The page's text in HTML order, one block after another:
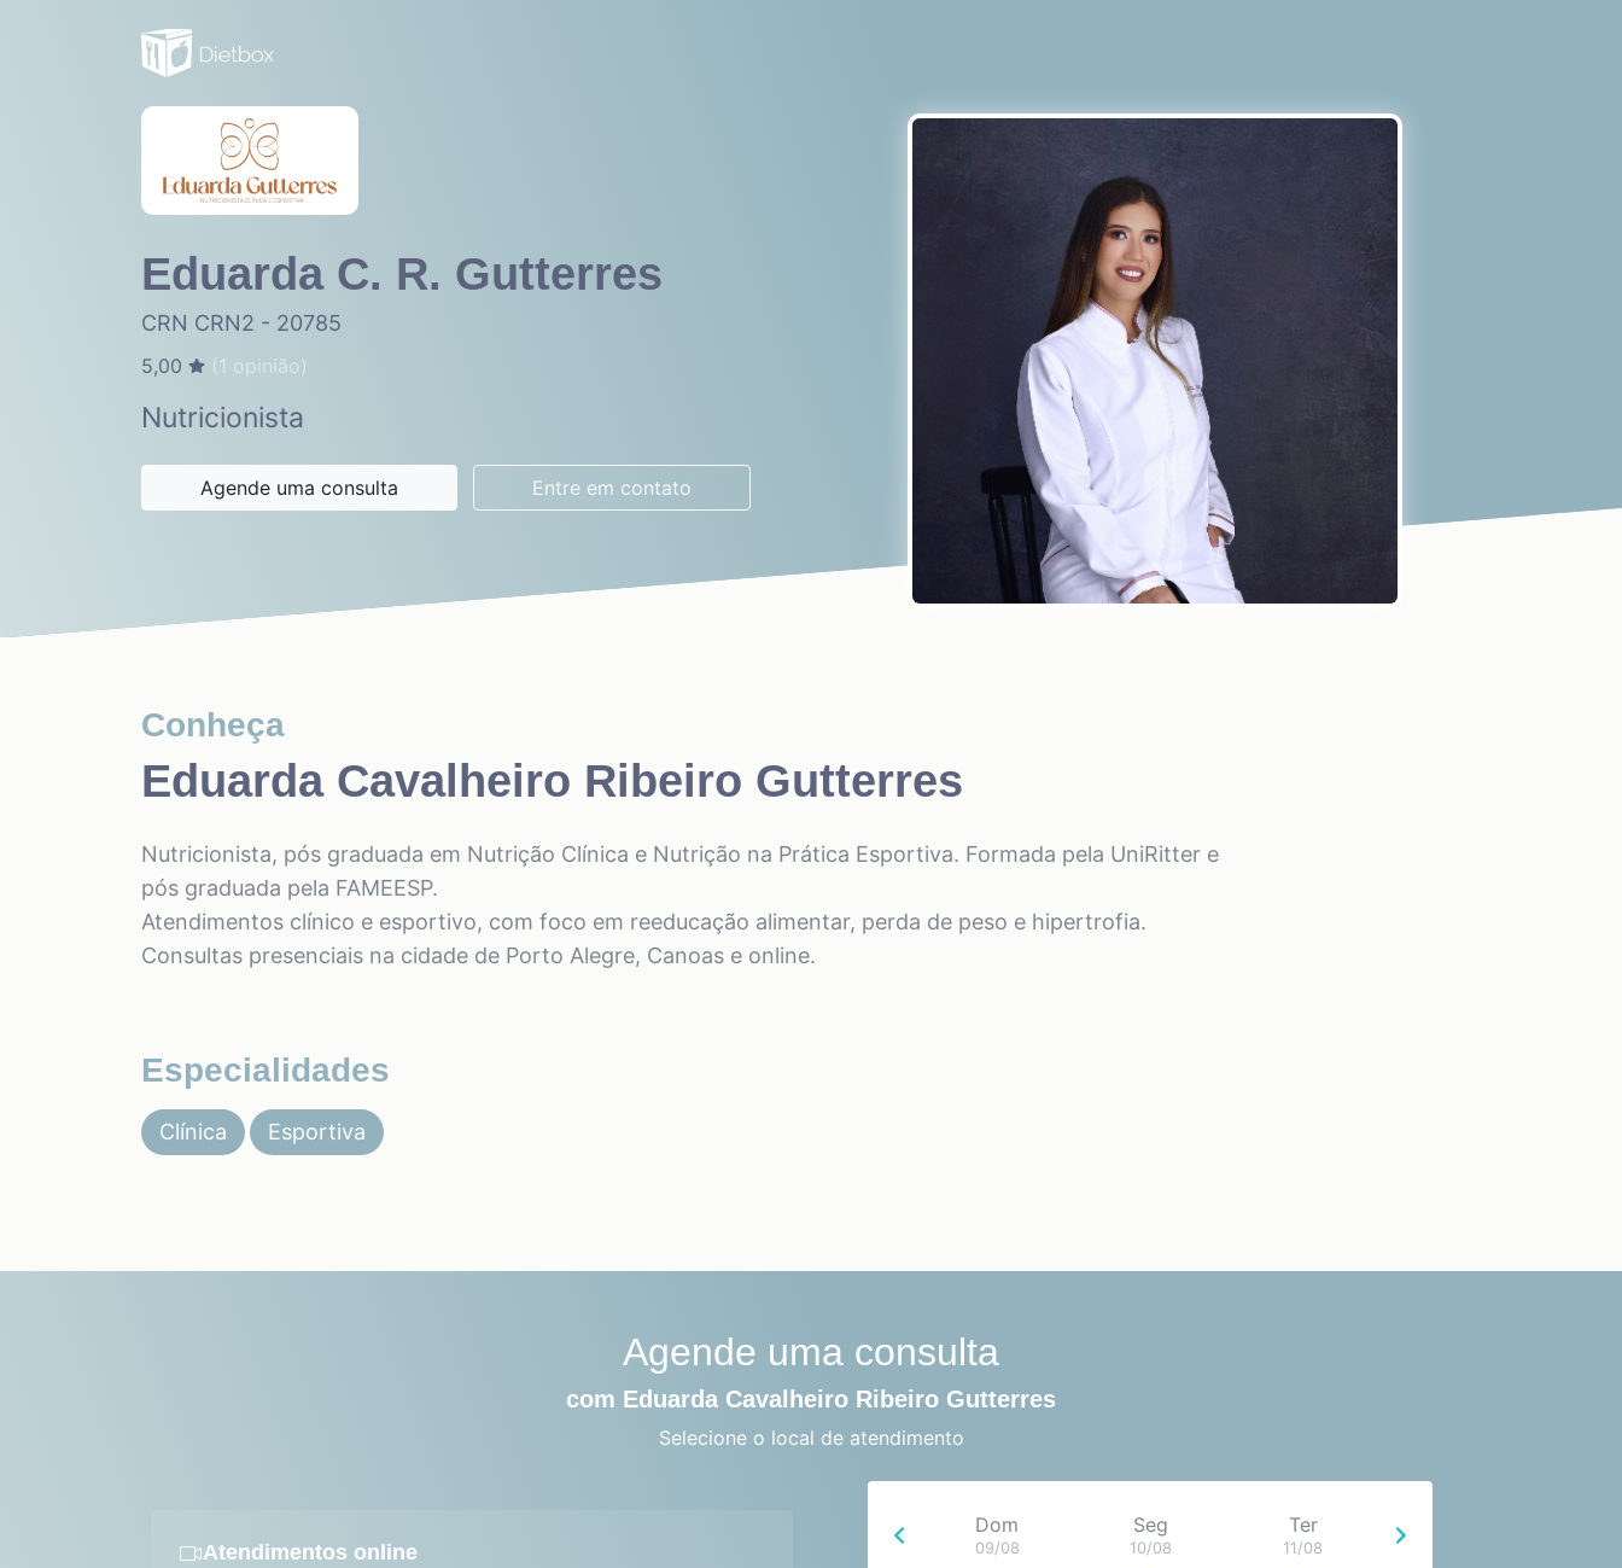
Eduarda C. R. Gutterres
CRN CRN2 - 20785
5,00 (1 opinião)
Nutricionista
Agende uma consulta Entre em contato
Conheça
Eduarda Cavalheiro Ribeiro Gutterres
Nutricionista, pós graduada em Nutrição Clínica e Nutrição na Prática Esportiva. Formada pela UniRitter e
pós graduada pela FAMEESP.
Atendimentos clínico e esportivo, com foco em reeducação alimentar, perda de peso e hipertrofia.
Consultas presenciais na cidade de Porto Alegre, Canoas e online.
Especialidades
Clínica Esportiva
Agende uma consulta
com Eduarda Cavalheiro Ribeiro Gutterres
Selecione o local de atendimento
Atendimentos online
Dom
09/08
Seg
10/08
Ter
11/08